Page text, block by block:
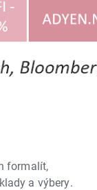
formalít,
a výbery.